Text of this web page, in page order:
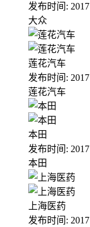
发布时间: 2017
大众
莲花汽车
发布时间: 2017
莲花汽车
本田
发布时间: 2017
本田
上海医药
发布时间: 2017